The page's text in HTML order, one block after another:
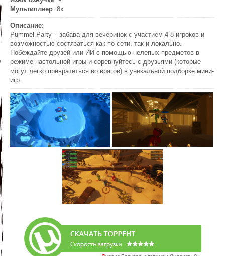
Мультиплеер: 8x
Описание:
Pummel Party – забава для вечеринок с участием 4-8 игроков и
возможностью состязаться как по сети, так и локально.
Побеждайте друзей или ИИ с помощью нелепых предметов в
режиме настольной игры и соревнуйтесь с друзьями (которые
могут легко превратиться во врагов) в уникальной подборке мини-
игр.